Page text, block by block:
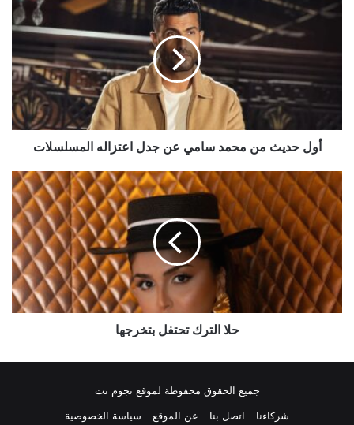
حديث
المسلسلات
أول حديث من محمد سامي عن جدل اعتزاله المسلسلات
حلا
الترك
تحتفل
بتخرجها
حلا الترك تحتفل بتخرجها
جميع الحقوق محفوظة لموقع نجوم نت
شركاءنا
اتصل بنا عن الموقع سياسة الخصوصية